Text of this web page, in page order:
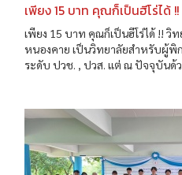
เพียง 15 บาท คุณก็เป็นฮีโร่ได้ !!
เพียง 15 บาท คุณก็เป็นฮีโร่ได้ !! วิ
หนองคาย เป็นวิทยาลัยสำหรับผู้พิ
ระดับ ปวช. , ปวส. แต่ ณ ปัจจุบันด้